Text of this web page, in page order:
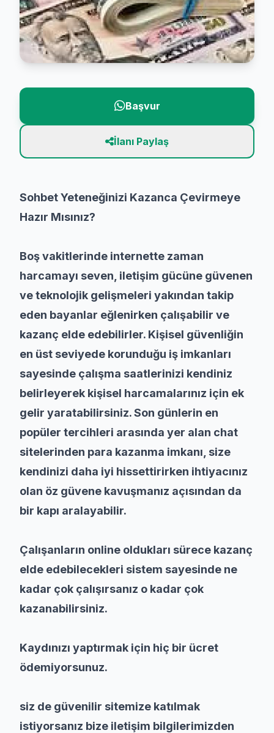
Başvur
İlanı Paylaş
Sohbet Yeteneğinizi Kazanca Çevirmeye
Hazır Mısınız?
Boş vakitlerinde internette zaman
harcamayı seven, iletişim gücüne güvenen
ve teknolojik gelişmeleri yakından takip
eden bayanlar eğlenirken çalışabilir ve
kazanç elde edebilirler. Kişisel güvenliğin
en üst seviyede korunduğu iş imkanları
sayesinde çalışma saatlerinizi kendiniz
belirleyerek kişisel harcamalarınız için ek
gelir yaratabilirsiniz. Son günlerin en
popüler tercihleri arasında yer alan chat
sitelerinden para kazanma imkanı, size
kendinizi daha iyi hissettirirken ihtiyacınız
olan öz güvene kavuşmanız açısından da
bir kapı aralayabilir.
Çalışanların online oldukları sürece kazanç
elde edebilecekleri sistem sayesinde ne
kadar çok çalışırsanız o kadar çok
kazanabilirsiniz.
Kaydınızı yaptırmak için hiç bir ücret
ödemiyorsunuz.
siz de güvenilir sitemize katılmak
istiyorsanız bize iletişim bilgilerimizden